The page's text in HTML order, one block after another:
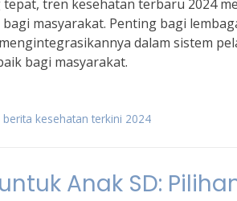
tren kesehatan terbaru 2024
masyarakat. Penting bagi
dalam sistem
bagi masyarakat.
berita kesehatan terkini 2024
Anak SD: